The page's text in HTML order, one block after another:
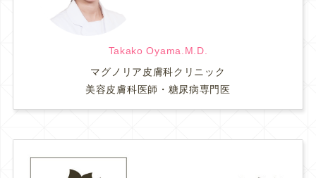
Takako Oyama.M.D.
マグノリア皮膚科クリニック
美容皮膚科医師・糖尿病専門医